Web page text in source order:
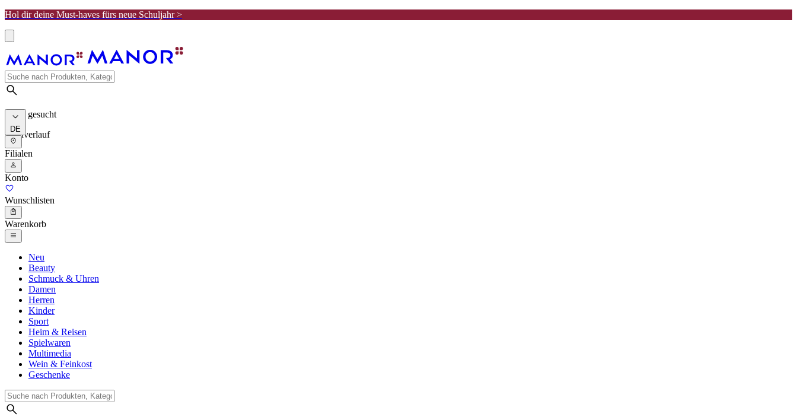
Hol dir deine Must-haves fürs neue Schuljahr >
Meist gesucht
Suchverlauf
DE
Filialen
Konto
Wunschlisten
Warenkorb
Neu
Beauty
Schmuck & Uhren
Damen
Herren
Kinder
Sport
Heim & Reisen
Spielwaren
Multimedia
Wein & Feinkost
Geschenke